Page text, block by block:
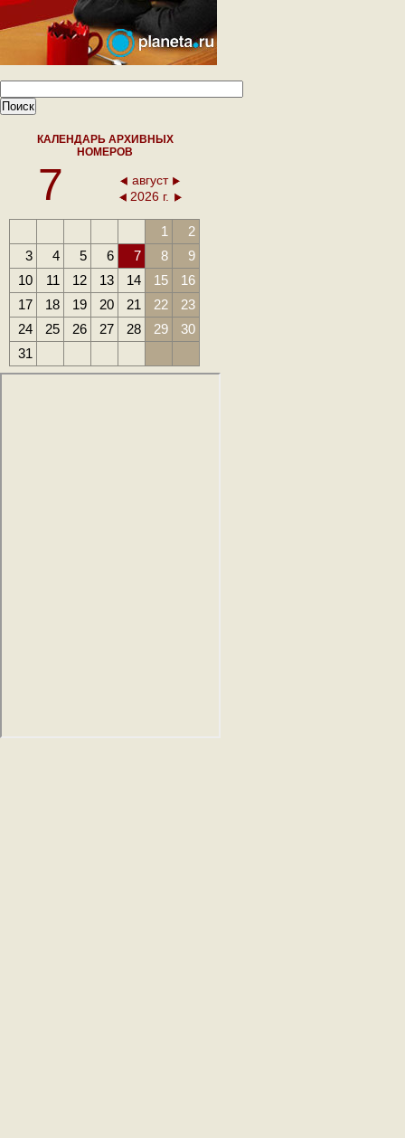
КАЛЕНДАРЬ АРХИВНЫХ
НОМЕРОВ
7
август
2026 г.
1
2
3
4 5 6 7 8
9
10
11 12 13 14 15
16
17
18 19 20 21 22
23
24
25 26 27 28 29
30
31